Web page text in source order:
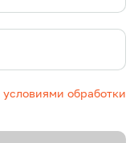
условиями обработки